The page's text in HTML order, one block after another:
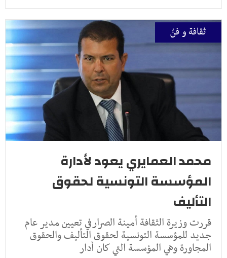
ثقافة و فنّ
محمد العمايري يعود لأدارة
المؤسسة التونسية لحقوق
التأليف
قررت وزيرة الثقافة أمينة الصرارفي تعيين مدير عام
جديد للمؤسسة التونسية لحقوق التأليف والحقوق
المجاورة وهي المؤسسة التي كان أدار